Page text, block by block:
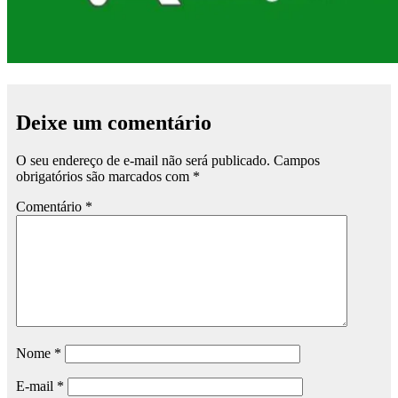
Deixe um comentário
O seu endereço de e-mail não será publicado. Campos
obrigatórios são marcados com *
Comentário *
Nome *
E-mail *